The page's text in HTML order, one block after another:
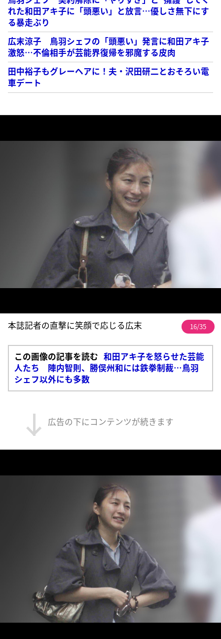
れた和田アキ子に「頭悪い」と放言…優しさ無下にす
る暴走ぶり
広末涼子 鳥羽シェフの「頭悪い」発言に和田アキ子
激怒…不倫相手が芸能界復帰を邪魔する皮肉
田中裕子もグレーヘアに！夫・沢田研二とおそろい電
車デート
本誌記者の直撃に笑顔で応じる広末 16/35
この画像の記事を読む 和田アキ子を怒らせた芸能
人たち 陣内智則、勝俣州和には鉄拳制裁…鳥羽
シェフ以外にも多数
広告の下にコンテンツが続きます